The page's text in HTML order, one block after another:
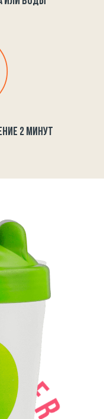
2 МИНУТ